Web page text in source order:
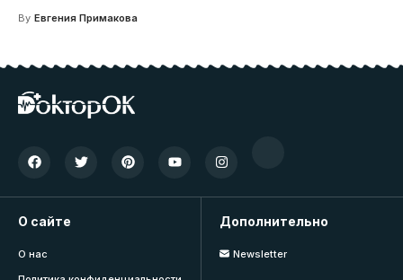
By Евгения Примакова
О сайте
О нас
Дополнительно
Newsletter